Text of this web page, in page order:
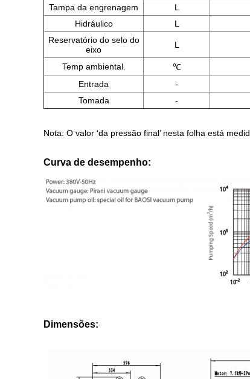
Tampa da engrenagem L
Hidráulico
L
Reservatório do selo do
eixo
L
Temp ambiental. ℃
Entrada
-
Tomada
-
Nota: O valor ‘da pressão final’ nesta folha está
Curva de desempenho:
Dimensões: